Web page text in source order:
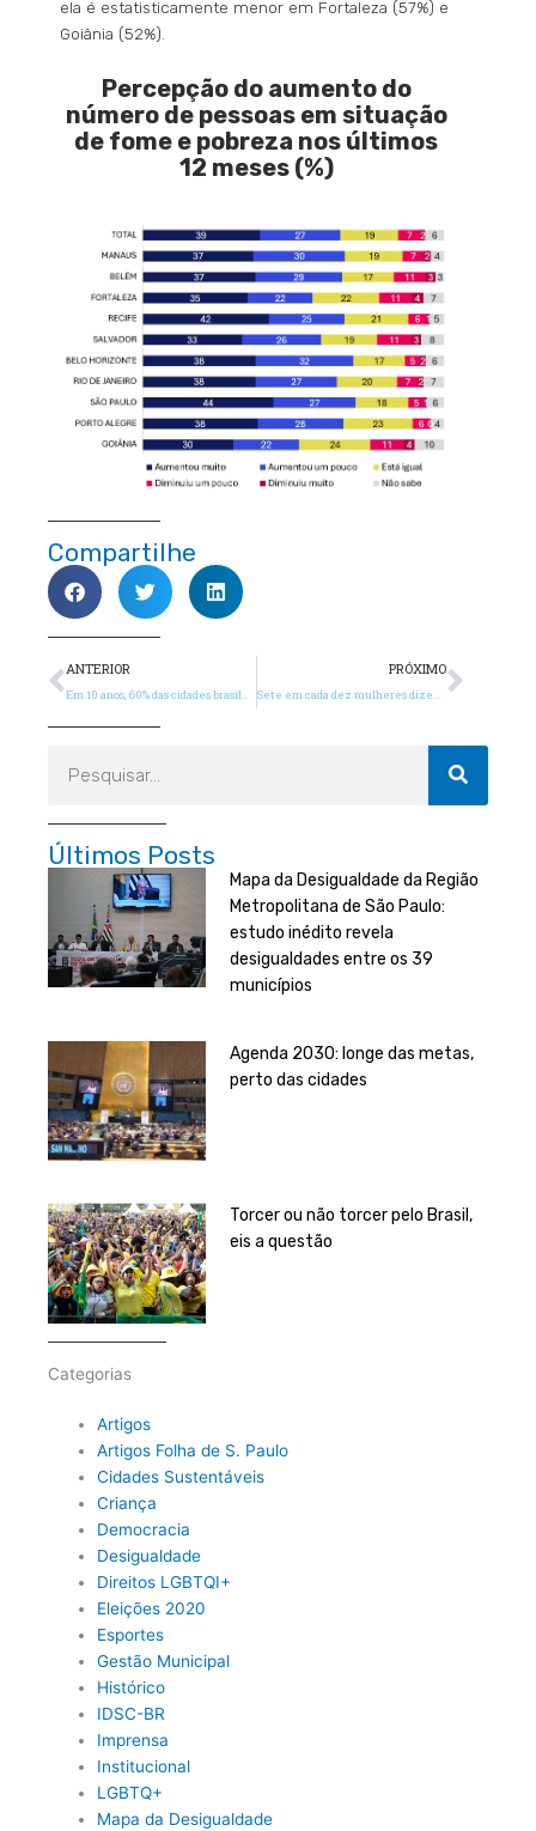
ela é estatisticamente menor em Fortaleza (57%) e
Goiânia (52%).
Percepção do aumento do
número de pessoas em situação
de fome e pobreza nos últimos
12 meses (%)
Compartilhe
Anterior
ANTERIOR
Em 10 anos, 60% das cidades brasileiras pioraram ou ficaram estagnadas em índice que avalia o desenvolvimento sustentável
PRÓXIMO
Sete em cada dez mulheres dizem que já sofreram assédio, mostra pesquisa em dez capitais brasileiras
Últimos Posts
Mapa da Desigualdade da Região
Metropolitana de São Paulo:
estudo inédito revela
desigualdades entre os 39
municípios
Agenda 2030: longe das metas,
perto das cidades
Torcer ou não torcer pelo Brasil,
eis a questão
Categorias
Artigos
Artigos Folha de S. Paulo
Cidades Sustentáveis
Criança
Democracia
Desigualdade
Direitos LGBTQI+
Eleições 2020
Esportes
Gestão Municipal
Histórico
IDSC-BR
Imprensa
Institucional
LGBTQ+
Mapa da Desigualdade